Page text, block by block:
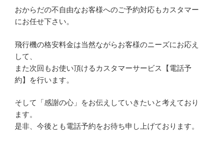
おからだの不自由なお客様へのご予約対応もカスタマー
にお任せ下さい。
飛行機の格安料金は当然ながらお客様のニーズにお応え
して、
また次回もお使い頂けるカスタマーサービス【電話予
約】を行います。
そして「感謝の心」をお伝えしていきたいと考えており
ます。
是非、今後とも電話予約をお待ち申し上げております。